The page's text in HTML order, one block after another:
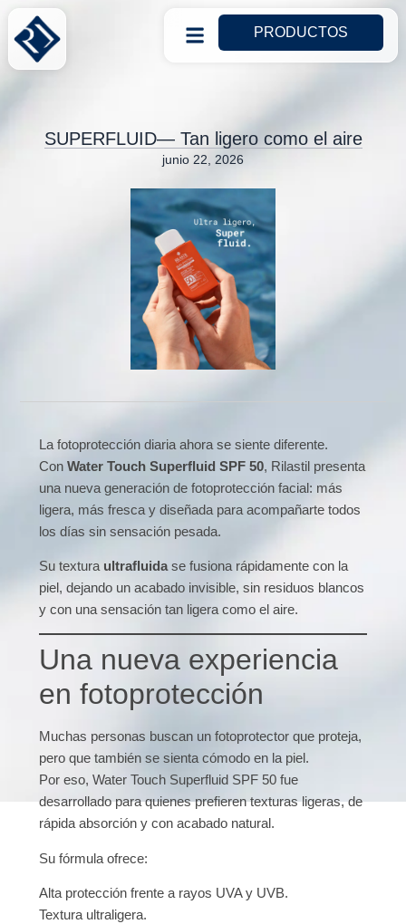
PRODUCTOS
SUPERFLUID— Tan ligero como el aire
junio 22, 2026
La fotoprotección diaria ahora se siente diferente.
Con Water Touch Superfluid SPF 50, Rilastil presenta
una nueva generación de fotoprotección facial: más
ligera, más fresca y diseñada para acompañarte todos
los días sin sensación pesada.
Su textura ultrafluidase fusiona rápidamente con la
piel, dejando un acabado invisible, sin residuos blancos
y con una sensación tan ligera como el aire.
Una nueva experiencia
en fotoprotección
Muchas personas buscan un fotoprotector que proteja,
pero que también se sienta cómodo en la piel.
Por eso, Water Touch Superfluid SPF 50 fue
desarrollado para quienes prefieren texturas ligeras, de
rápida absorción y con acabado natural.
Su fórmula ofrece:
Alta protección frente a rayos UVA y UVB.
Textura ultraligera.